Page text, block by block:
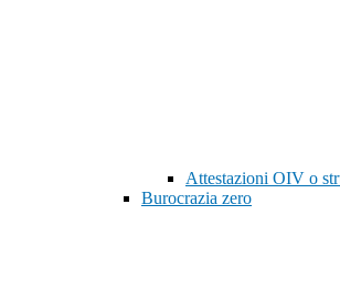
Attestazioni OIV o
Burocrazia zero